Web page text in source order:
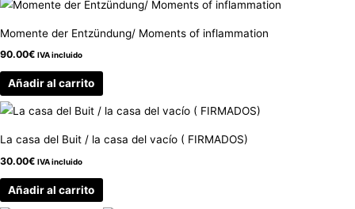
Momente der Entzündung/ Moments of inflammation
90.00€ IVA incluido
Añadir al carrito
La casa del Buit / la casa del vacío ( FIRMADOS)
30.00€ IVA incluido
Añadir al carrito